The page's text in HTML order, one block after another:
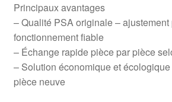
Principaux avantages
– Qualité PSA originale – ajustement
fonctionnement fiable
– Échange rapide pièce par pièce
– Solution économique et
pièce neuve